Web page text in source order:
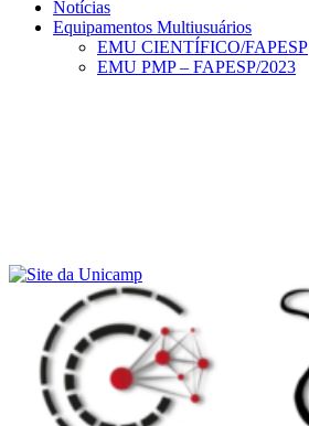
Notícias
Equipamentos Multiusuários
EMU CIENTÍFICO/FAPESP
EMU PMP – FAPESP/2023